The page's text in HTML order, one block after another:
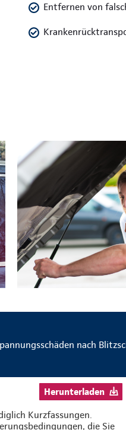
Entfernen von
nach
Herunterladen
Kurzfassungen.
die Sie